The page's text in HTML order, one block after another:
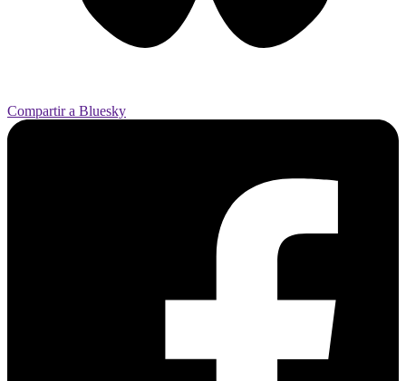
Compartir a Bluesky